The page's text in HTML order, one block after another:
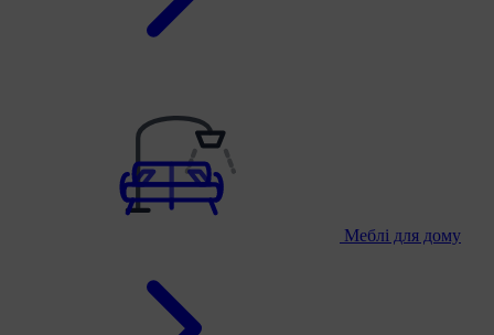
Меблі для дому